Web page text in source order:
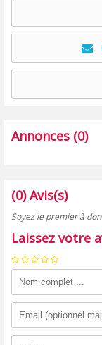
Annonces (0)
(0) Avis(s)
Soyez le premier à
Laissez votre